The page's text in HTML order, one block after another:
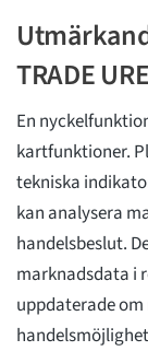
TRADE
En
kartfunktioner.
tekniska
kan analysera
handelsbeslut.
marknadsdata i
uppdaterade